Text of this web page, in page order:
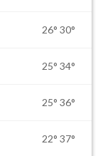
26° 30°
25° 34°
25° 36°
22° 37°